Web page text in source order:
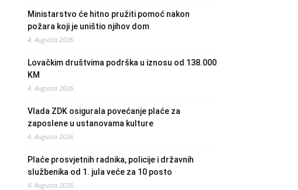
Ministarstvo će hitno pružiti pomoć nakon
požara koji je uništio njihov dom
4. Augusta 2026.
Lovačkim društvima podrška u iznosu od 138.000
KM
4. Augusta 2026.
Vlada ZDK osigurala povećanje plaće za
zaposlene u ustanovama kulture
4. Augusta 2026.
Plaće prosvjetnih radnika, policije i državnih
službenika od 1. jula veće za 10 posto
4. Augusta 2026.